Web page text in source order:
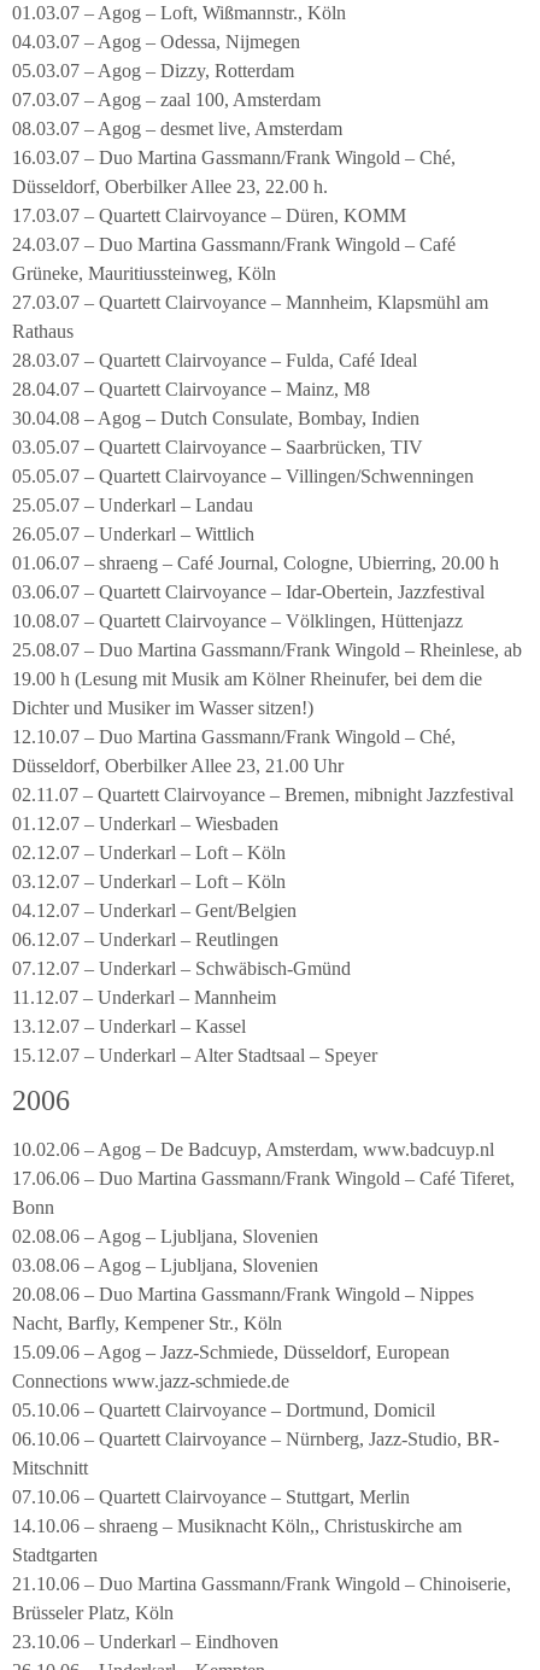
01.03.07 – Agog – Loft, Wißmannstr., Köln
04.03.07 – Agog – Odessa, Nijmegen
05.03.07 – Agog – Dizzy, Rotterdam
07.03.07 – Agog – zaal 100, Amsterdam
08.03.07 – Agog – desmet live, Amsterdam
16.03.07 – Duo Martina Gassmann/Frank Wingold – Ché,
Düsseldorf, Oberbilker Allee 23, 22.00 h.
17.03.07 – Quartett Clairvoyance – Düren, KOMM
24.03.07 – Duo Martina Gassmann/Frank Wingold – Café
Grüneke, Mauritiussteinweg, Köln
27.03.07 – Quartett Clairvoyance – Mannheim, Klapsmühl am
Rathaus
28.03.07 – Quartett Clairvoyance – Fulda, Café Ideal
28.04.07 – Quartett Clairvoyance – Mainz, M8
30.04.08 – Agog – Dutch Consulate, Bombay, Indien
03.05.07 – Quartett Clairvoyance – Saarbrücken, TIV
05.05.07 – Quartett Clairvoyance – Villingen/Schwenningen
25.05.07 – Underkarl – Landau
26.05.07 – Underkarl – Wittlich
01.06.07 – shraeng – Café Journal, Cologne, Ubierring, 20.00 h
03.06.07 – Quartett Clairvoyance – Idar-Obertein, Jazzfestival
10.08.07 – Quartett Clairvoyance – Völklingen, Hüttenjazz
25.08.07 – Duo Martina Gassmann/Frank Wingold – Rheinlese, ab
19.00 h (Lesung mit Musik am Kölner Rheinufer, bei dem die
Dichter und Musiker im Wasser sitzen!)
12.10.07 – Duo Martina Gassmann/Frank Wingold – Ché,
Düsseldorf, Oberbilker Allee 23, 21.00 Uhr
02.11.07 – Quartett Clairvoyance – Bremen, mibnight Jazzfestival
01.12.07 – Underkarl – Wiesbaden
02.12.07 – Underkarl – Loft – Köln
03.12.07 – Underkarl – Loft – Köln
04.12.07 – Underkarl – Gent/Belgien
06.12.07 – Underkarl – Reutlingen
07.12.07 – Underkarl – Schwäbisch-Gmünd
11.12.07 – Underkarl – Mannheim
13.12.07 – Underkarl – Kassel
15.12.07 – Underkarl – Alter Stadtsaal – Speyer
2006
10.02.06 – Agog – De Badcuyp, Amsterdam, www.badcuyp.nl
17.06.06 – Duo Martina Gassmann/Frank Wingold – Café Tiferet,
Bonn
02.08.06 – Agog – Ljubljana, Slovenien
03.08.06 – Agog – Ljubljana, Slovenien
20.08.06 – Duo Martina Gassmann/Frank Wingold – Nippes
Nacht, Barfly, Kempener Str., Köln
15.09.06 – Agog – Jazz-Schmiede, Düsseldorf, European
Connections www.jazz-schmiede.de
05.10.06 – Quartett Clairvoyance – Dortmund, Domicil
06.10.06 – Quartett Clairvoyance – Nürnberg, Jazz-Studio, BR-
Mitschnitt
07.10.06 – Quartett Clairvoyance – Stuttgart, Merlin
14.10.06 – shraeng – Musiknacht Köln,, Christuskirche am
Stadtgarten
21.10.06 – Duo Martina Gassmann/Frank Wingold – Chinoiserie,
Brüsseler Platz, Köln
23.10.06 – Underkarl – Eindhoven